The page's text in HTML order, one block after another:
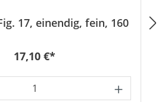
17, einendig, fein, 160
Regulärer Preis:
17,10 €*
Gib den